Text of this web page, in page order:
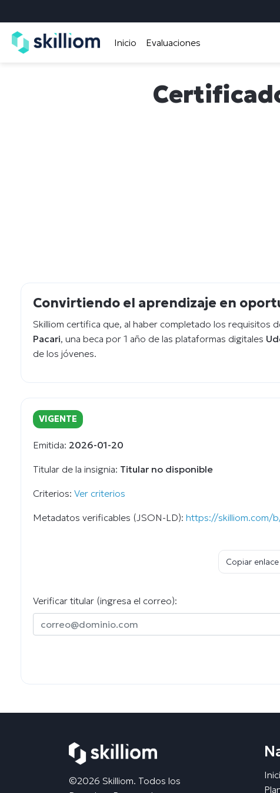
Inicio Evaluaciones
Convirtiendo el aprendizaje en
Skilliom certifica que, al haber completado los requisitos
Pacari, una beca por 1 año de las plataformas digitales
de los jóvenes.
VIGENTE
Emitida: 2026-01-20
Titular de la insignia: Titular no disponible
Criterios: Ver criterios
Metadatos verificables (JSON-LD): https://skilliom.com/
Copiar enlace
Verificar titular (ingresa el correo):
©2026 Skilliom. Todos los